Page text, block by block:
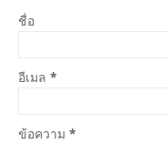
ชื่อ
อีเมล *
ข้อความ *